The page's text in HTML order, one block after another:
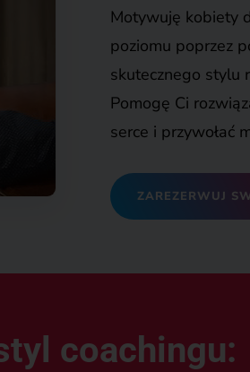
Motywuję kobiety
poziomu poprzez
skutecznego stylu
Pomogę Ci
serce i przywołać
ZAREZERWUJ
coachingu: